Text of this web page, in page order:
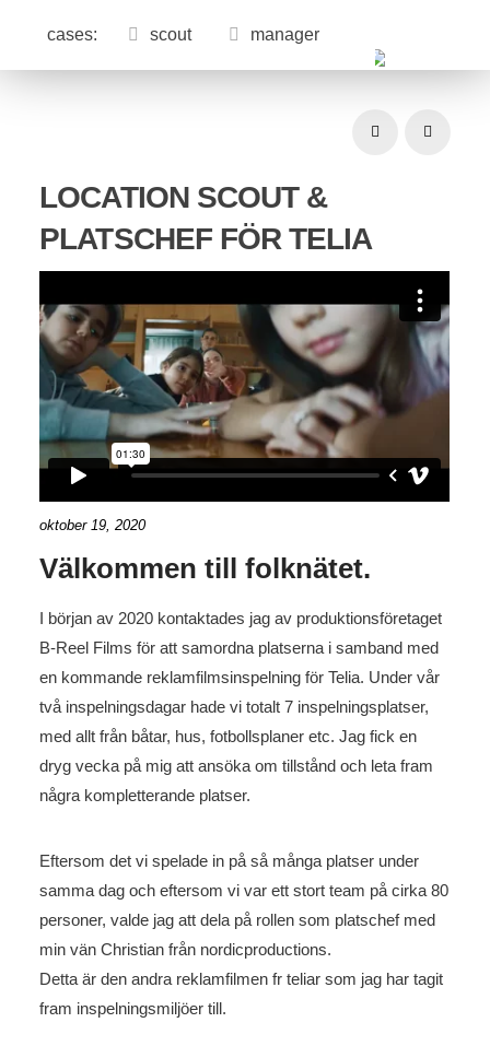
cases: scout manager
Prev Next
LOCATION SCOUT &
PLATSCHEF FÖR TELIA
oktober 19, 2020
Välkommen till folknätet.
I början av 2020 kontaktades jag av produktionsföretaget
B-Reel Films för att samordna platserna i samband med
en kommande reklamfilmsinspelning för Telia. Under vår
två inspelningsdagar hade vi totalt 7 inspelningsplatser,
med allt från båtar, hus, fotbollsplaner etc. Jag fick en
dryg vecka på mig att ansöka om tillstånd och leta fram
några kompletterande platser.
Eftersom det vi spelade in på så många platser under
samma dag och eftersom vi var ett stort team på cirka 80
personer, valde jag att dela på rollen som platschef med
min vän Christian från nordicproductions.
Detta är den andra reklamfilmen fr teliar som jag har tagit
fram inspelningsmiljöer till.